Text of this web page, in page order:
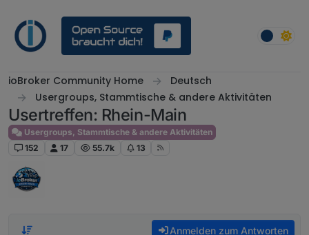
ioBroker Community Home
Deutsch
Usergroups, Stammtische & andere Aktivitäten
Usertreffen: Rhein-Main
Usergroups, Stammtische & andere Aktivitäten
152
17 55.7k 13
Anmelden zum Antworten